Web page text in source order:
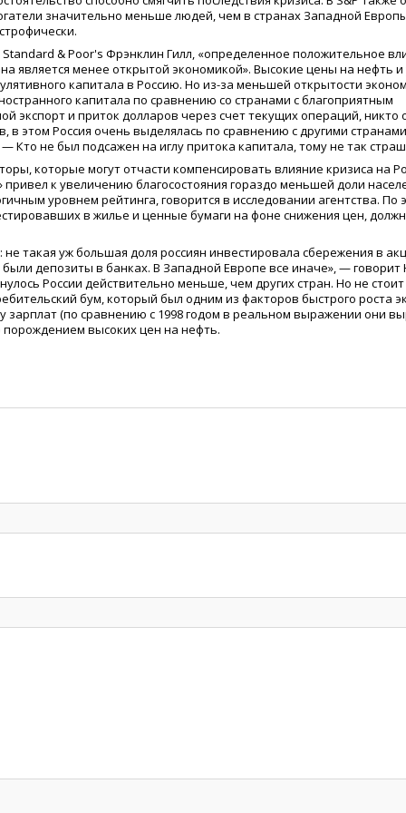
значительно меньше людей, чем в странах Западной
& Poor's Фрэнклин Гилл, «определенное положительное
является менее открытой экономикой». Высокие цены на нефть
капитала в Россию. Но из-за меньшей открытости
капитала по сравнению со странами с благоприятным
экспорт и приток долларов через счет текущих операций, никто
в этом Россия очень выделялась по сравнению с другими
Кто не был подсажен на иглу притока капитала, тому не так
которые могут отчасти компенсировать влияние кризиса на
привел к увеличению благосостояния гораздо меньшей доли
уровнем рейтинга, говорится в исследовании агентства. По
в жилье и ценные бумаги на фоне снижения цен,
такая уж большая доля россиян инвестировала сбережения в
депозиты в банках. В Западной Европе все иначе», — говорит
России действительно меньше, чем других стран. Но не
бум, который был одним из факторов быстрого роста
зарплат(по сравнению с 1998 годом в реальном выражении они
высоких цен на нефть.